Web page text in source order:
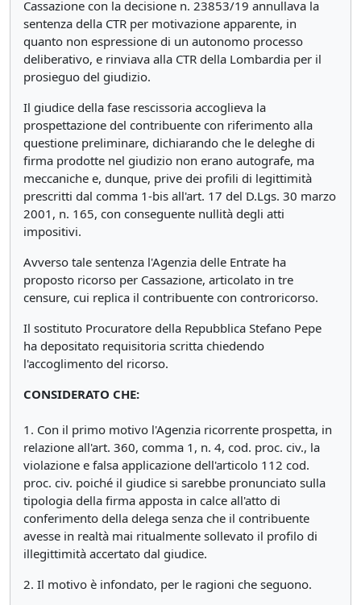
Cassazione con la decisione n. 23853/19 annullava la
sentenza della CTR per motivazione apparente, in
quanto non espressione di un autonomo processo
deliberativo, e rinviava alla CTR della Lombardia per il
prosieguo del giudizio.
Il giudice della fase rescissoria accoglieva la
prospettazione del contribuente con riferimento alla
questione preliminare, dichiarando che le deleghe di
firma prodotte nel giudizio non erano autografe, ma
meccaniche e, dunque, prive dei profili di legittimità
prescritti dal comma 1-bis all'art. 17 del D.Lgs. 30 marzo
2001, n. 165, con conseguente nullità degli atti
impositivi.
Avverso tale sentenza l'Agenzia delle Entrate ha
proposto ricorso per Cassazione, articolato in tre
censure, cui replica il contribuente con controricorso.
Il sostituto Procuratore della Repubblica Stefano Pepe
ha depositato requisitoria scritta chiedendo
l'accoglimento del ricorso.
CONSIDERATO CHE:
1. Con il primo motivo l'Agenzia ricorrente prospetta, in
relazione all'art. 360, comma 1, n. 4, cod. proc. civ., la
violazione e falsa applicazione dell'articolo 112 cod.
proc. civ. poiché il giudice si sarebbe pronunciato sulla
tipologia della firma apposta in calce all'atto di
conferimento della delega senza che il contribuente
avesse in realtà mai ritualmente sollevato il profilo di
illegittimità accertato dal giudice.
2. Il motivo è infondato, per le ragioni che seguono.